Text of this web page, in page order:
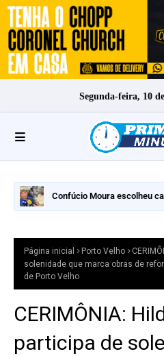
Segunda-feira, 10
Confúcio Moura escolheu
Página inicial Porto Velho
solenidade que marca obras de
de Porto Velho
CERIMÔNIA:
participa de